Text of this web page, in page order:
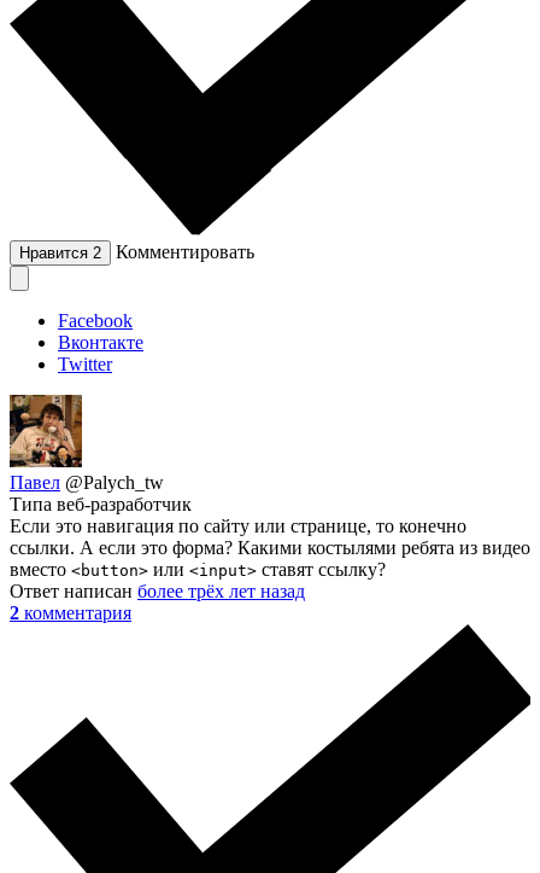
Нравится 2 Комментировать
Facebook
Вконтакте
Twitter
Павел @Palych_tw
Типа веб-разработчик
Если это навигация по сайту или странице, то конечно
ссылки. А если это форма? Какими костылями ребята из видео
вместо <button> или <input> ставят ссылку?
Ответ написан более трёх лет назад
2 комментария